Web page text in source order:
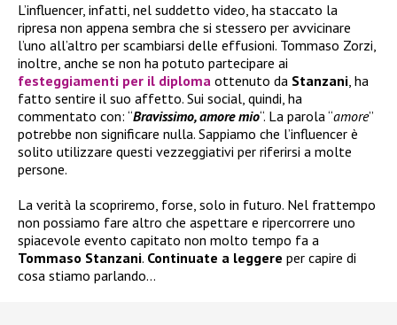
L’influencer, infatti, nel suddetto video, ha staccato la
ripresa non appena sembra che si stessero per avvicinare
l’uno all’altro per scambiarsi delle effusioni. Tommaso Zorzi,
inoltre, anche se non ha potuto partecipare ai
festeggiamenti per il diploma ottenuto da Stanzani, ha
fatto sentire il suo affetto. Sui social, quindi, ha
commentato con: “Bravissimo, amore mio“. La parola “amore”
potrebbe non significare nulla. Sappiamo che l’influencer è
solito utilizzare questi vezzeggiativi per riferirsi a molte
persone.
La verità la scopriremo, forse, solo in futuro. Nel frattempo
non possiamo fare altro che aspettare e ripercorrere uno
spiacevole evento capitato non molto tempo fa a
Tommaso Stanzani. Continuate a leggere per capire di
cosa stiamo parlando…